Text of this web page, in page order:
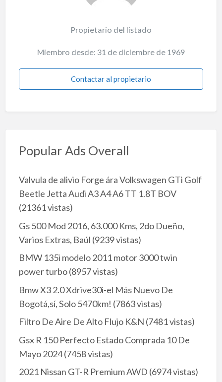
Propietario del listado
Miembro desde: 31 de diciembre de 1969
Contactar al propietario
Popular Ads Overall
Valvula de alivio Forge ára Volkswagen GTi Golf
Beetle Jetta Audi A3 A4 A6 TT 1.8T BOV
(21361 vistas)
Gs 500 Mod 2016, 63.000 Kms, 2do Dueño,
Varios Extras, Baúl (9239 vistas)
BMW 135i modelo 2011 motor 3000 twin
power turbo(8957 vistas)
Bmw X3 2.0 Xdrive30i-el Más Nuevo De
Bogotá,sí, Solo 5470km! (7863 vistas)
Filtro De Aire De Alto Flujo K&N (7481 vistas)
Gsx R 150 Perfecto Estado Comprada 10 De
Mayo 2024(7458 vistas)
2021 Nissan GT-R Premium AWD (6974 vistas)